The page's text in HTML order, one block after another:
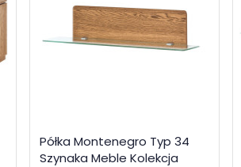
Półka Montenegro Typ 34
Szynaka Meble Kolekcja